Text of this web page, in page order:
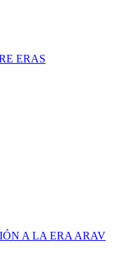
ERAS
A LA ERA ARAV